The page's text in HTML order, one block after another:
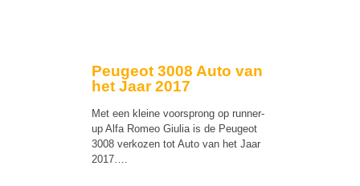
Peugeot 3008 Auto van
het Jaar 2017
Met een kleine voorsprong op runner-
up Alfa Romeo Giulia is de Peugeot
3008 verkozen tot Auto van het Jaar
2017….